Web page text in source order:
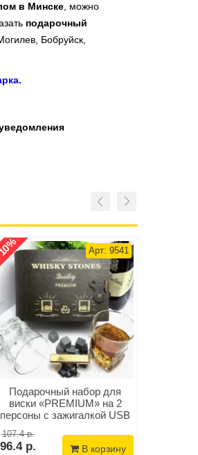
в Минске , можно
подарочный
Бобруйск,
Арт: 9541
Подарочный набор для
виски «PREMIUM» на 2
персоны с зажигалкой USB
107.4 р.
96.4 р. В корзину